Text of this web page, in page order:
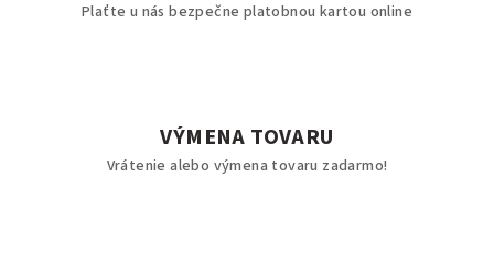
Plaťte u nás bezpečne platobnou kartou online
VÝMENA TOVARU
Vrátenie alebo výmena tovaru zadarmo!